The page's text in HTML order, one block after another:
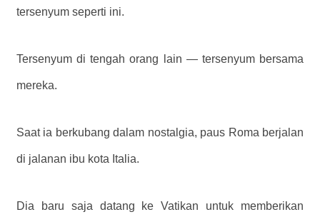
tersenyum seperti ini.
Tersenyum di tengah orang lain — tersenyum bersama
mereka.
Saat ia berkubang dalam nostalgia, paus Roma berjalan
di jalanan ibu kota Italia.
Dia baru saja datang ke Vatikan untuk memberikan